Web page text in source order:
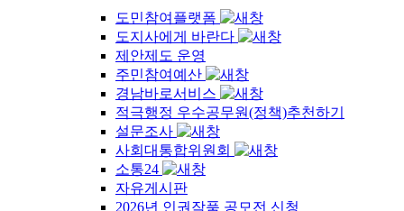
도민참여플랫폼
도지사에게 바란다
제안제도 운영
주민참여예산
경남바로서비스
적극행정 우수공무원(정책)추천하기
설문조사
사회대통합위원회
소통24
자유게시판
2026년 인권작품 공모전 신청